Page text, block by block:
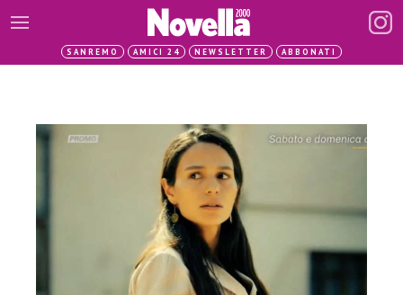
SANREMO AMICI 24 NEWSLETTER ABBONATI